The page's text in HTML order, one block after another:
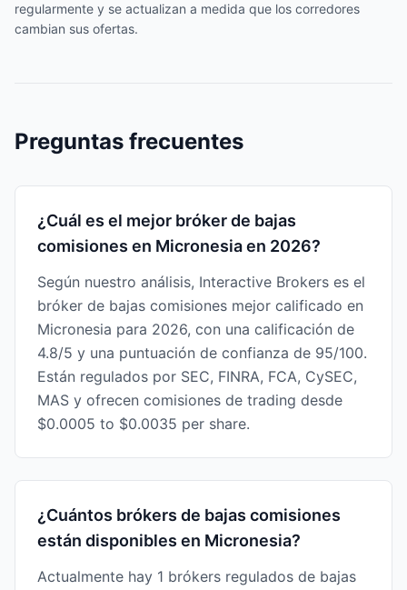
regularmente y se actualizan a medida que los corredores
cambian sus ofertas.
Preguntas frecuentes
¿Cuál es el mejor bróker de bajas
comisiones en Micronesia en 2026?
Según nuestro análisis, Interactive Brokers es el
bróker de bajas comisiones mejor calificado en
Micronesia para 2026, con una calificación de
4.8/5 y una puntuación de confianza de 95/100.
Están regulados por SEC, FINRA, FCA, CySEC,
MAS y ofrecen comisiones de trading desde
$0.0005 to $0.0035 per share.
¿Cuántos brókers de bajas comisiones
están disponibles en Micronesia?
Actualmente hay 1 brókers regulados de bajas